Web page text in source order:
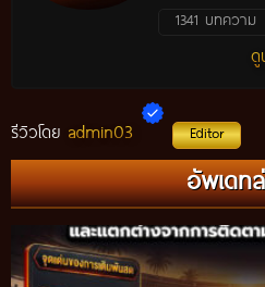
1341 บทความ
ดู
รีวิวโดย admin03 Editor
อัพเดท